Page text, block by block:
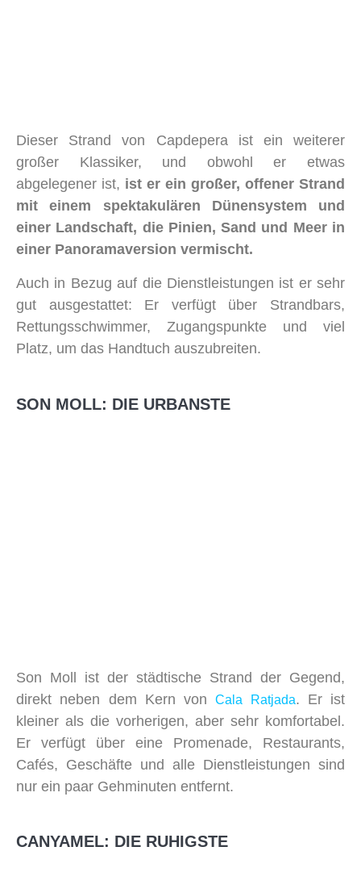
Dieser Strand von Capdepera ist ein weiterer
großer Klassiker, und obwohl er etwas
abgelegener ist, ist er ein großer, offener Strand
mit einem spektakulären Dünensystem und
einer Landschaft, die Pinien, Sand und Meer in
einer Panoramaversion vermischt.
Auch in Bezug auf die Dienstleistungen ist er sehr
gut ausgestattet: Er verfügt über Strandbars,
Rettungsschwimmer, Zugangspunkte und viel
Platz, um das Handtuch auszubreiten.
SON MOLL: DIE URBANSTE
Son Moll ist der städtische Strand der Gegend,
direkt neben dem Kern vonCala Ratjada. Er ist
kleiner als die vorherigen, aber sehr komfortabel.
Er verfügt über eine Promenade, Restaurants,
Cafés, Geschäfte und alle Dienstleistungen sind
nur ein paar Gehminuten entfernt.
CANYAMEL: DIE RUHIGSTE